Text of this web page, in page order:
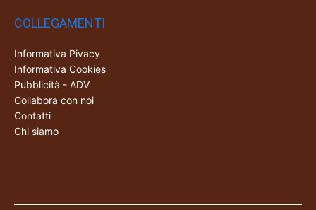
COLLEGAMENTI
Informativa Pivacy
Informativa Cookies
Pubblicità - ADV
Collabora con noi
Contatti
Chi siamo